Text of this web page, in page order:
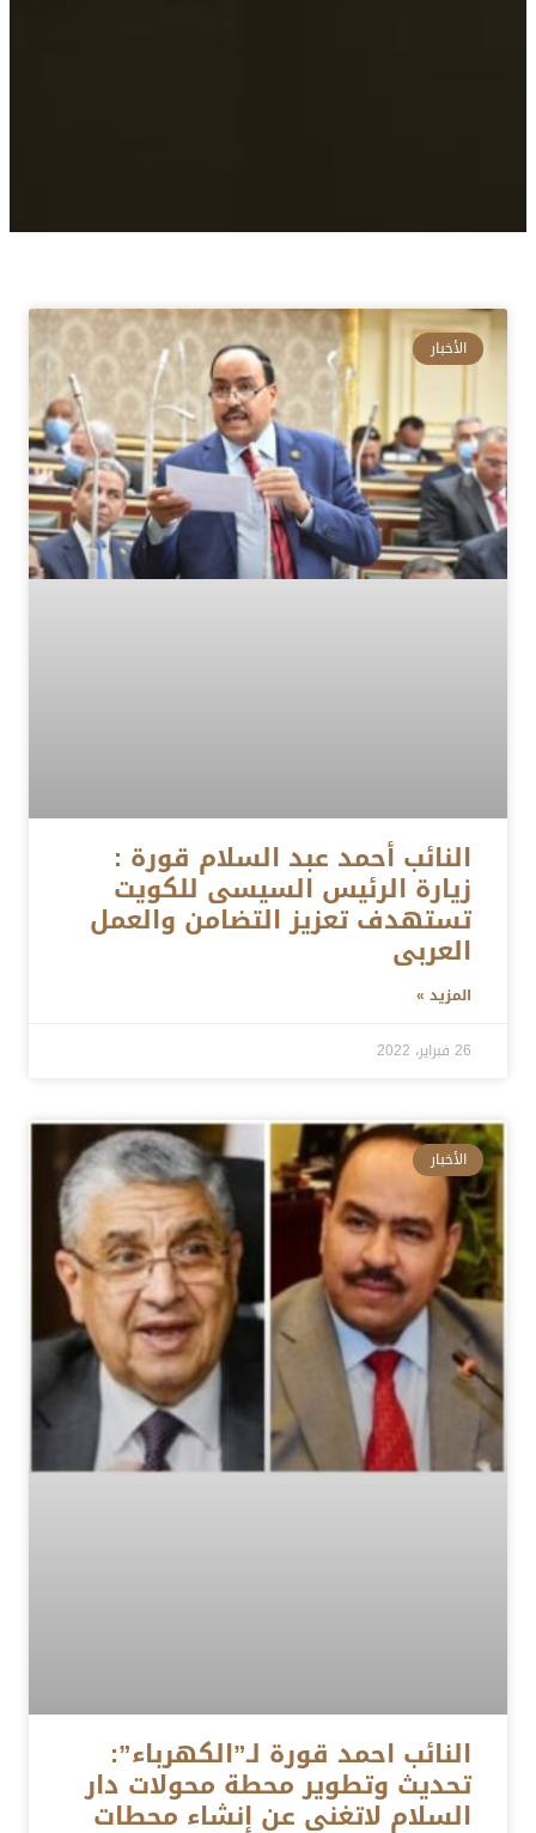
الأخبار
النائب أحمد عبد السلام قورة :
زيارة الرئيس السيسى للكويت
تستهدف تعزيز التضامن والعمل
العربى
المزيد »
26 فبراير، 2022
الأخبار
النائب احمد قورة لـ”الكهرباء”:
تحديث وتطوير محطة محولات دار
السلام لاتغني عن إنشاء محطات